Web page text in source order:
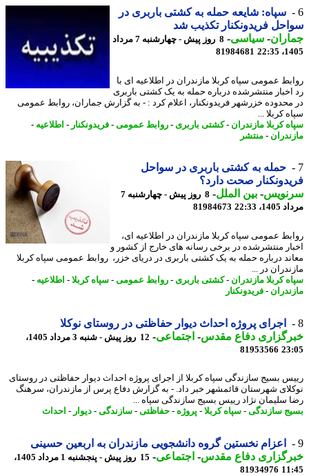
سپاه: شایعه حمله به کشتی باربری در
فریدونکنار تکذیب شد
- سیاسی-
8 روز پیش - چهارشنبه 7 مرداد
81984681
عمومی سپاه کربلا مازندران در اطلاعیه ای با
منتشرشده درباره حمله به یک کشتی باربری
خزرشهر فریدونکنار، اعلام کرد : - به گزارش جماران، روابط عمومی
کربلا ...
کربلا مازندران- کشتی باربری - روابط عمومی-فریدونکنار-اطلاعیه-
- منتشر
حمله به کشتی باربری در سواحل
صحت دارد؟
-بین الملل-
8 روز پیش - چهارشنبه 7
22:33
81984673
عمومی سپاه کربلا مازندران در اطلاعیه ای،
منتشرشده در برخی رسانه های خارج از کشور و
درباره حمله به یک کشتی باربری در دریای خزر، روابط عمومی سپاه کربلا
در ...
کربلا مازندران- کشتی باربری - روابط عمومی-سپاه کربلا- اطلاعیه-
- فریدونکنار
اجرای پروژه احداث دیوار حفاظتی در روستای نوکلا
دفاع مقدس-اجتماعی-
12 روز پیش - شنبه 3 مرداد 1405،
81953566
بسیج سازندگی سپاه کربلا از اجرای پروژه احداث دیوار حفاظتی در روستای
شهرستان قائمشهر خبر داد. - به گزارش دفاع پرس از مازندران، سرهنگ
سلیمان نژاد رییس بسیج سازندگی سپاه ...
سازندگی-سپاه کربلا- پروژه-حفاظتی-سازندگی-دیوار-احداث
اعزام نخستین گروه دانشجویی مازندران به اربعین حسینی
دفاع مقدس-اجتماعی-
15 روز پیش - پنجشنبه 1 مرداد 1405،
81934976